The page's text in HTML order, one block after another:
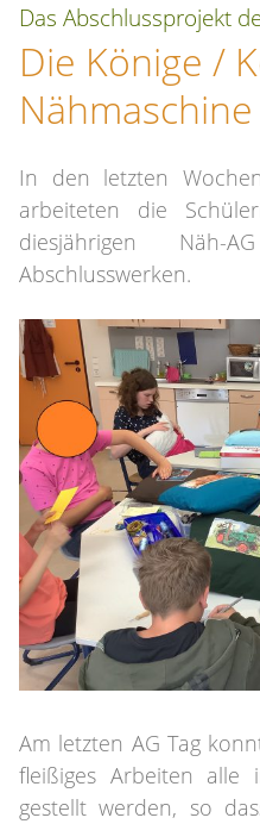
Das Abschlussprojekt
Die Könige /
Nähmaschine
In den letzten
arbeiteten die
diesjährigen
Abschlusswerken.
Am letzten AG Tag
fleißiges Arbeiten alle
gestellt werden, so